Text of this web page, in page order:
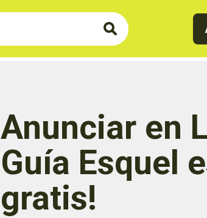
Anunciar en
Guía Esquel
gratis!